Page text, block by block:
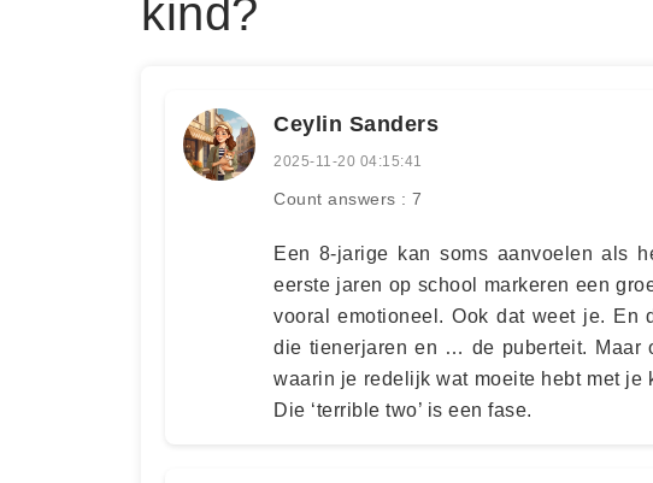
kind?
Ceylin Sanders
2025-11-20 04:15:41
Count answers : 7
Een 8-jarige kan soms aanvoelen als
eerste jaren op school markeren een
vooral emotioneel. Ook dat weet je. En
die tienerjaren en … de puberteit. Maar
waarin je redelijk wat moeite hebt met je
Die ‘terrible two’ is een fase.